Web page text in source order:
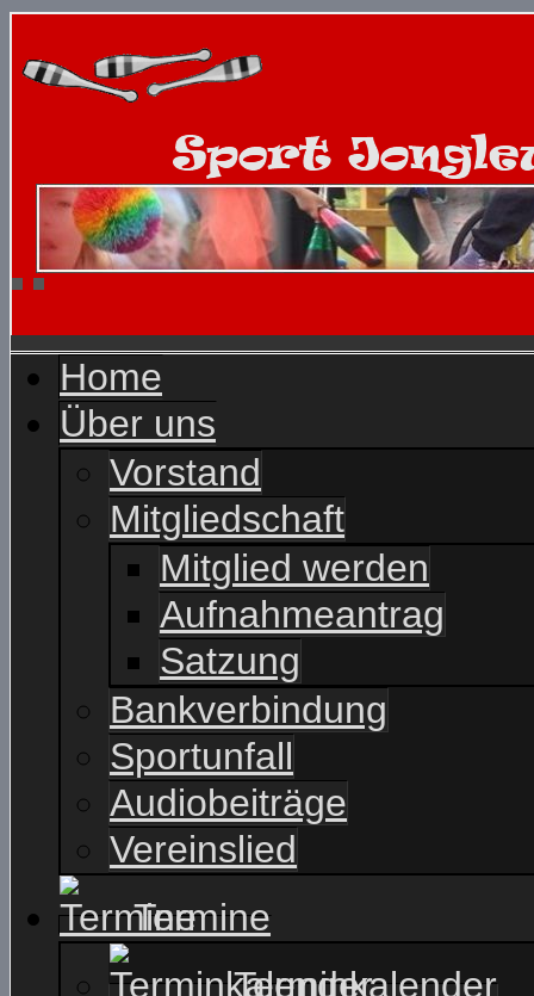
Home
Über uns
Vorstand
Mitgliedschaft
Mitglied werden
Aufnahmeantrag
Satzung
Bankverbindung
Sportunfall
Audiobeiträge
Vereinslied
Termine
Terminkalender